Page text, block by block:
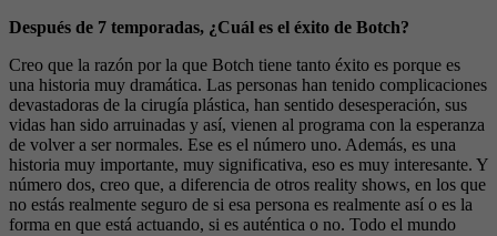
Después de 7 temporadas, ¿Cuál es el éxito de Botch?
Creo que la razón por la que Botch tiene tanto éxito es porque es
una historia muy dramática. Las personas han tenido complicaciones
devastadoras de la cirugía plástica, han sentido desesperación, sus
vidas han sido arruinadas y así, vienen al programa con la esperanza
de volver a ser normales. Ese es el número uno. Además, es una
historia muy importante, muy significativa, eso es muy interesante. Y
número dos, creo que, a diferencia de otros reality shows, en los que
no estás realmente seguro de si esa persona es realmente así o es la
forma en que está actuando, si es auténtica o no. Todo el mundo